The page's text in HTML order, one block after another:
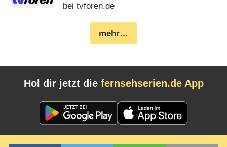
bei tvforen.de
mehr…
Hol dir jetzt die fernsehserien.de App